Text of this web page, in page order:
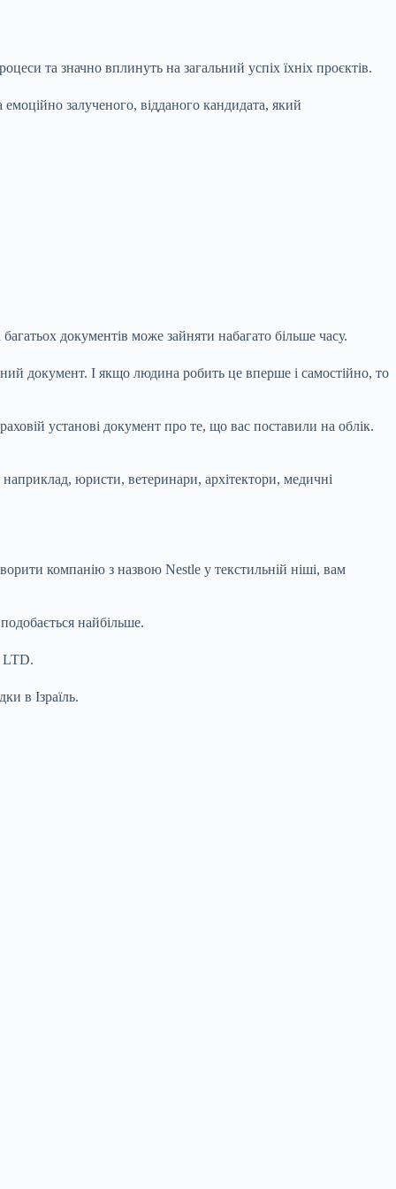
та значно вплинуть на загальний успіх їхніх проєктів.
залученого, відданого кандидата, який
документів може зайняти набагато більше часу.
документ. І якщо людина робить це вперше і самостійно, то
установі документ про те, що вас поставили на облік.
юристи, ветеринари, архітектори, медичні
компанію з назвою Nestle у текстильній ніші, вам
найбільше.
LTD.
в Ізраїль.